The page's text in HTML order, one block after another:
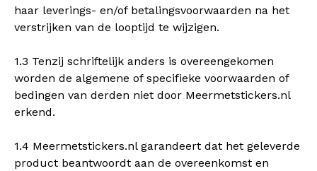
haar leverings- en/of betalingsvoorwaarden na het
verstrijken van de looptijd te wijzigen.
1.3 Tenzij schriftelijk anders is overeengekomen
worden de algemene of specifieke voorwaarden of
bedingen van derden niet door Meermetstickers.nl
erkend.
1.4 Meermetstickers.nl garandeert dat het geleverde
product beantwoordt aan de overeenkomst en